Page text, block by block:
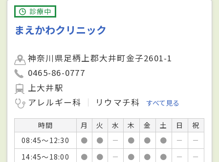
診療中
まえかわクリニック
神奈川県足柄上郡大井町金子2601-1
0465-86-0777
上大井駅
アレルギー科
リウマチ科 すべて見る
時間 月 火 水 木 金 土 日
祝
08:45～12:30
● ● － ● ● ● －
－
14:45～18:00
● ● － ● ● ● － －